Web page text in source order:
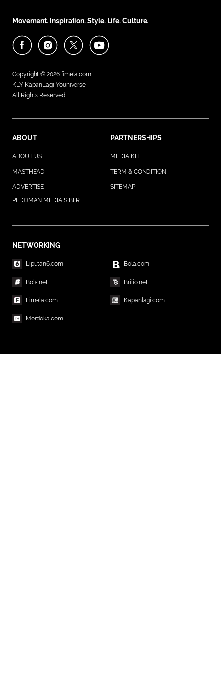
Movement. Inspiration. Style. Life. Culture.
Copyright © 2026 fimela.com
KLY KapanLagi Youniverse
All Rights Reserved
ABOUT PARTNERSHIPS
ABOUT US MEDIA KIT
MASTHEAD TERM & CONDITION
ADVERTISE
SITEMAP
PEDOMAN MEDIA SIBER
NETWORKING
Liputan6.com Bola.com
Bola.net Brilio.net
Fimela.com Kapanlagi.com
Merdeka.com